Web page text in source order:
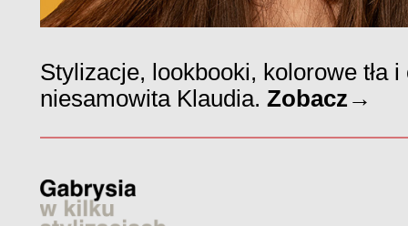
Stylizacje, lookbooki, kolorowe tła
niesamowita Klaudia. Zobacz→